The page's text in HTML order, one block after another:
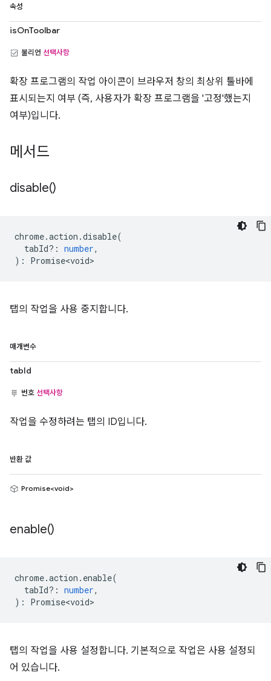
속성
isOnToolbar
불리언 선택사항
확장 프로그램의 작업 아이콘이 브라우저 창의 최상위 툴바에
표시되는지 여부 (즉, 사용자가 확장 프로그램을 '고정'했는지
여부)입니다.
메서드
disable()
chrome.action .disable(
tabId? : number,
) : Promise<void>
탭의 작업을 사용 중지합니다.
매개변수
tabId
번호 선택사항
작업을 수정하려는 탭의 ID입니다.
반환 값
Promise<void>
enable()
chrome.action . enable(
tabId? : number,
) : Promise<void>
탭의 작업을 사용 설정합니다. 기본적으로 작업은 사용 설정되
어 있습니다.